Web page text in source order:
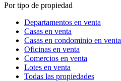
Por tipo de propiedad
Departamentos en venta
Casas en venta
Casas en condominio en venta
Oficinas en venta
Comercios en venta
Lotes en venta
Todas las propiedades